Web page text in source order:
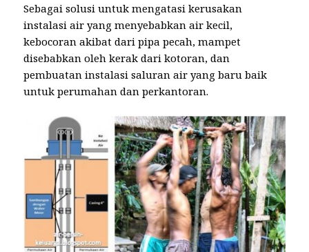
Sebagai solusi untuk mengatasi kerusakan
instalasi air yang menyebabkan air kecil,
kebocoran akibat dari pipa pecah, mampet
disebabkan oleh kerak dari kotoran, dan
pembuatan instalasi saluran air yang baru baik
untuk perumahan dan perkantoran.